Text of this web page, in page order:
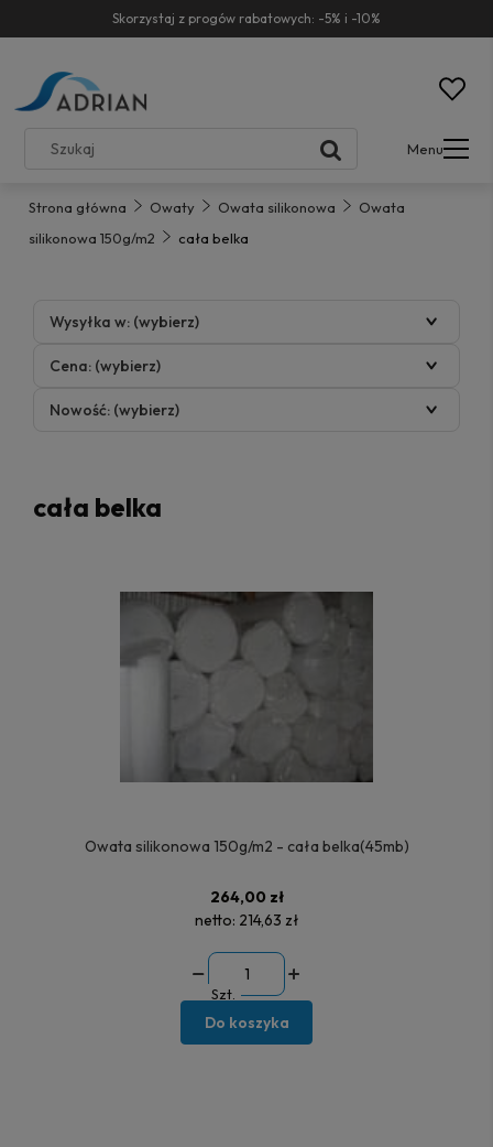
Skorzystaj z progów rabatowych: -5% i -10%
Menu
Strona główna Owaty Owata silikonowa
Owata
silikonowa 150g/m2
cała belka
Wysyłka w: (wybierz)
Cena: (wybierz)
Nowość: (wybierz)
cała belka
Owata silikonowa 150g/m2 - cała belka(45mb)
264,00 zł
netto: 214,63 zł
Szt.
Do koszyka